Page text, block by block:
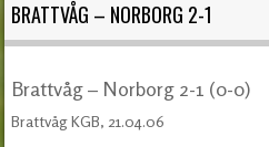
BRATTVÅG – NORBORG 2-1
Brattvåg – Norborg 2-1 (0-0)
Brattvåg KGB, 21.04.06